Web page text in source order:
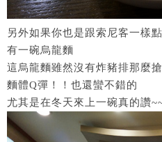
另外如果你也是跟索尼客一樣
有一碗烏龍麵
這烏龍麵雖然沒有炸豬排那麼
麵體Q彈！！也還蠻不錯的
尤其是在冬天來上一碗真的讚